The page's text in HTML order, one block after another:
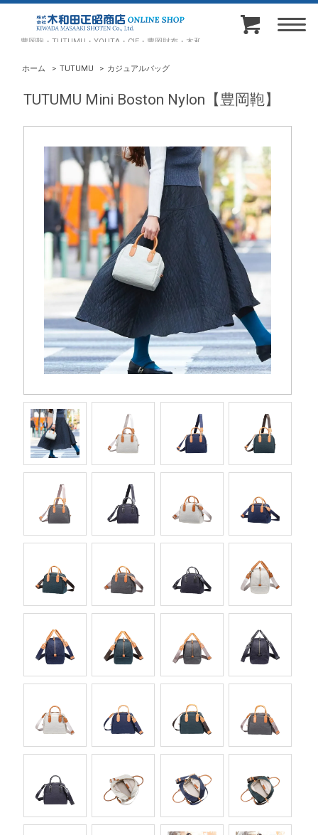
豊岡鞄・TUTUMU・YOUTA・CIE・豊岡財布・木和田正昭商店オンラインショップ
ホーム > TUTUMU > カジュアルバッグ
TUTUMU Mini Boston Nylon【豊岡鞄】